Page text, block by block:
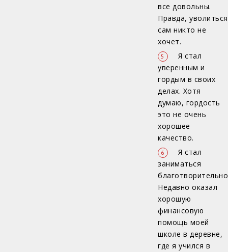
все довольны.
Правда, уволиться
сам никто не
хочет.
Я стал
уверенным и
гордым в своих
делах. Хотя
думаю, гордость
это не очень
хорошее
качество.
Я стал
заниматься
Недавно оказал
хорошую
финансовую
помощь моей
школе в деревне,
где я учился в